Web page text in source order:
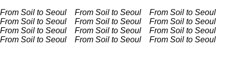
From Soil to Seoul From Soil to Seoul From Soil to Seoul
From Soil to Seoul From Soil to Seoul From Soil to Seoul
From Soil to Seoul From Soil to Seoul From Soil to Seoul
From Soil to Seoul From Soil to Seoul From Soil to Seoul